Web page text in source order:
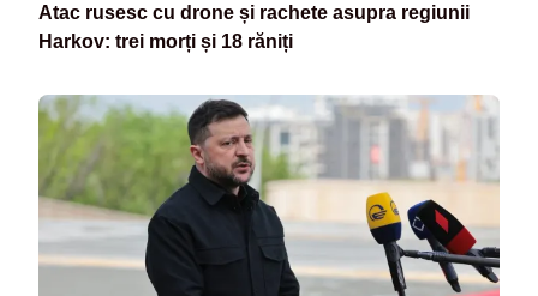
Atac rusesc cu drone și rachete asupra regiunii
Harkov: trei morți și 18 răniți